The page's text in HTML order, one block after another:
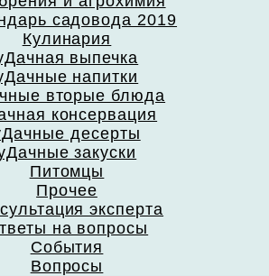
садовода 2019
Кулинария
выпечка
напитки
вторые блюда
консервация
десерты
закуски
Питомцы
Прочее
эксперта
на вопросы
События
Вопросы